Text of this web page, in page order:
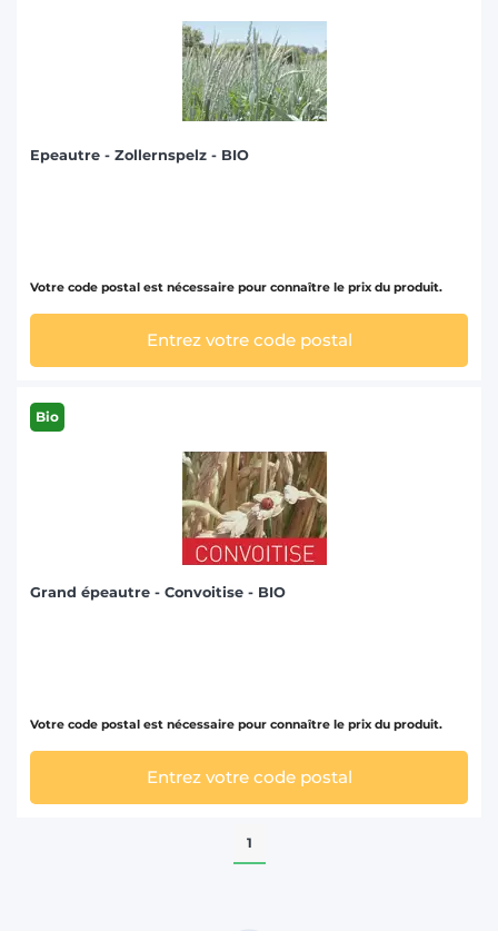
Epeautre - Zollernspelz - BIO
Votre code postal est nécessaire pour connaître le prix du produit.
Entrez votre code postal
Bio
Grand épeautre - Convoitise - BIO
Votre code postal est nécessaire pour connaître le prix du produit.
Entrez votre code postal
1